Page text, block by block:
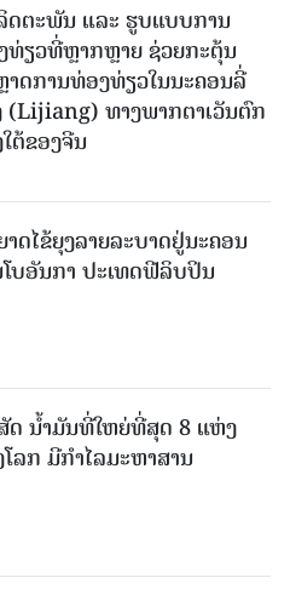
ດຕະພັນ ແລະ ຮູບແບບການ
ທ່ຽວທີ່ຫຼາກຫຼາຍ ຊ່ວຍກະຕຸ້ນ
າດການທ່ອງທ່ຽວໃນນະຄອນລີ່
(Lijiang) ທາງພາກຕາເວັນຕົກ
ຕ້ຂອງຈີນ
ດໄຂ້ຍຸງລາຍລະບາດຢູ່ນະຄອນ
ບ​ອັນກາ ປະເທດຟີລິບປິນ
ດ ນ້ຳມັນທີ່ໃຫຍ່ທີ່ສຸດ 8 ແຫ່ງ
ລກ ມີກຳໄລມະຫາສານ